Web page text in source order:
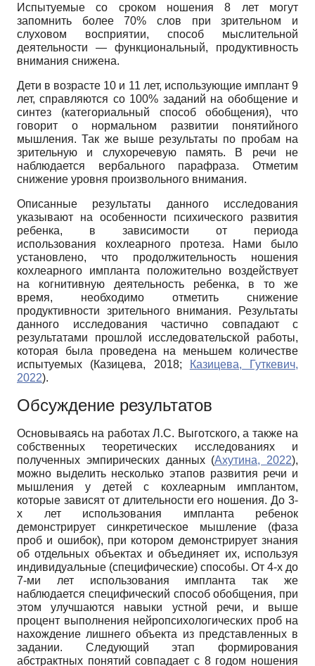
Испытуемые со сроком ношения 8 лет могут
запомнить более 70% слов при зрительном и
слуховом восприятии, способ мыслительной
деятельности — функциональный, продуктивность
внимания снижена.
Дети в возрасте 10 и 11 лет, использующие имплант 9
лет, справляются со 100% заданий на обобщение и
синтез (категориальный способ обобщения), что
говорит о нормальном развитии понятийного
мышления. Так же выше результаты по пробам на
зрительную и слухоречевую память. В речи не
наблюдается вербального парафраза. Отметим
снижение уровня произвольного внимания.
Описанные результаты данного исследования
указывают на особенности психического развития
ребенка, в зависимости от периода
использования кохлеарного протеза. Нами было
установлено, что продолжительность ношения
кохлеарного импланта положительно воздействует
на когнитивную деятельность ребенка, в то же
время, необходимо отметить снижение
продуктивности зрительного внимания. Результаты
данного исследования частично совпадают с
результатами прошлой исследовательской работы,
которая была проведена на меньшем количестве
испытуемых (Казицева, 2018;
Казицева, Гуткевич,
2022).
Обсуждение результатов
Основываясь на работах Л.С. Выготского, а также на
собственных теоретических исследованиях и
полученных эмпирических данных (Ахутина, 2022),
можно выделить несколько этапов развития речи и
мышления у детей с кохлеарным имплантом,
которые зависят от длительности его ношения. До 3-
х лет использования импланта ребенок
демонстрирует синкретическое мышление (фаза
проб и ошибок), при котором демонстрирует знания
об отдельных объектах и объединяет их, используя
индивидуальные (специфические) способы. От 4-х до
7-ми лет использования импланта так же
наблюдается специфический способ обобщения, при
этом улучшаются навыки устной речи, и выше
процент выполнения нейропсихологических проб на
нахождение лишнего объекта из представленных в
задании. Следующий этап формирования
абстрактных понятий совпадает с 8 годом ношения